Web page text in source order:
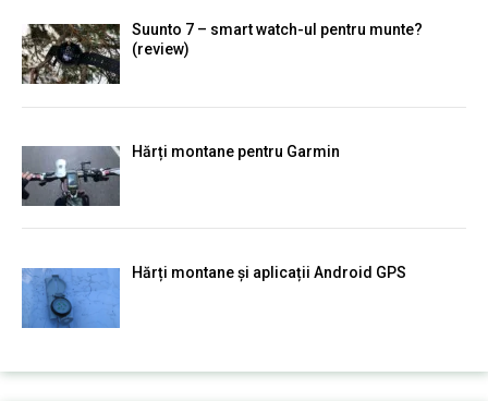
Suunto 7 – smart watch-ul pentru munte?
(review)
Hărți montane pentru Garmin
Hărți montane și aplicații Android GPS